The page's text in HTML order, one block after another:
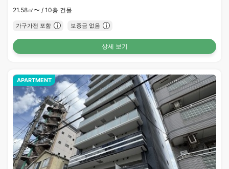
21.58㎡〜 / 10층 건물
가구가전 포함 보증금 없음
상세 보기
APARTMENT